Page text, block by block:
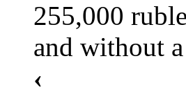
255,000
and without
‹